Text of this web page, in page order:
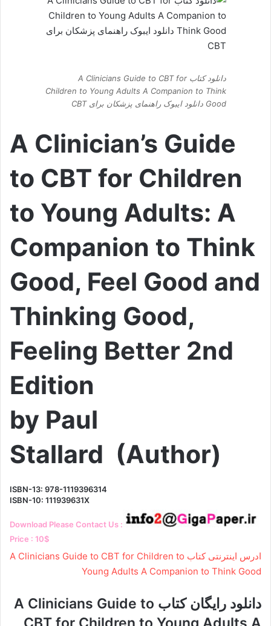
دانلود کتاب A Clinicians Guide to CBT for
Children to Young Adults A Companion to Think
Good دانلود ایبوک راهنمای پزشکان برای CBT
A Clinician’s Guide
to CBT for Children
to Young Adults: A
Companion to Think
Good, Feel Good and
Thinking Good,
Feeling Better 2nd
Edition
by Paul
Stallard (Author)
ISBN-13: 978-1119396314
ISBN-10: 111939631X
Download Please Contact Us :
Price : 10$
ادرس اینترنتی کتاب A Clinicians Guide to CBT for Children to
Young Adults A Companion to Think Good
دانلود رایگان کتاب A Clinicians Guide to